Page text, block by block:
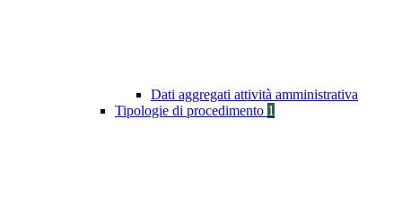
Dati aggregati attività amministrativa
Tipologie di procedimento 1